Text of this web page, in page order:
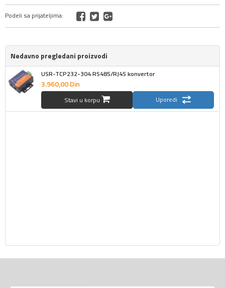
Podeli sa prijateljima:
Nedavno pregledani proizvodi
USR-TCP232-304 RS485/RJ45 konvertor
3.960,00Din
Stavi u korpu Uporedi